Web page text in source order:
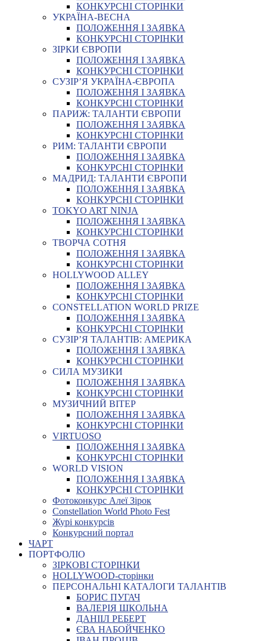
КОНКУРСНІ СТОРІНКИ
УКРАЇНА-ВЕСНА
ПОЛОЖЕННЯ І ЗАЯВКА
КОНКУРСНІ СТОРІНКИ
ЗІРКИ ЄВРОПИ
ПОЛОЖЕННЯ І ЗАЯВКА
КОНКУРСНІ СТОРІНКИ
СУЗІР’Я УКРАЇНА-ЄВРОПА
ПОЛОЖЕННЯ І ЗАЯВКА
КОНКУРСНІ СТОРІНКИ
ПАРИЖ: ТАЛАНТИ ЄВРОПИ
ПОЛОЖЕННЯ І ЗАЯВКА
КОНКУРСНІ СТОРІНКИ
РИМ: ТАЛАНТИ ЄВРОПИ
ПОЛОЖЕННЯ І ЗАЯВКА
КОНКУРСНІ СТОРІНКИ
МАДРИД: ТАЛАНТИ ЄВРОПИ
ПОЛОЖЕННЯ І ЗАЯВКА
КОНКУРСНІ СТОРІНКИ
TOKYO ART NINJA
ПОЛОЖЕННЯ І ЗАЯВКА
КОНКУРСНІ СТОРІНКИ
ТВОРЧА СОТНЯ
ПОЛОЖЕННЯ І ЗАЯВКА
КОНКУРСНІ СТОРІНКИ
HOLLYWOOD ALLEY
ПОЛОЖЕННЯ І ЗАЯВКА
КОНКУРСНІ СТОРІНКИ
CONSTELLATION WORLD PRIZE
ПОЛОЖЕННЯ І ЗАЯВКА
КОНКУРСНІ СТОРІНКИ
СУЗІР’Я ТАЛАНТІВ: АМЕРИКА
ПОЛОЖЕННЯ І ЗАЯВКА
КОНКУРСНІ СТОРІНКИ
СИЛА МУЗИКИ
ПОЛОЖЕННЯ І ЗАЯВКА
КОНКУРСНІ СТОРІНКИ
МУЗИЧНИЙ ВІТЕР
ПОЛОЖЕННЯ І ЗАЯВКА
КОНКУРСНІ СТОРІНКИ
VIRTUOSO
ПОЛОЖЕННЯ І ЗАЯВКА
КОНКУРСНІ СТОРІНКИ
WORLD VISION
ПОЛОЖЕННЯ І ЗАЯВКА
КОНКУРСНІ СТОРІНКИ
Фотоконкурс Алеї Зірок
Constellation World Photo Fest
Журі конкурсів
Конкурсний портал
ЧАРТ
ПОРТФОЛІО
ЗІРКОВІ СТОРІНКИ
HOLLYWOOD-сторінки
ПЕРСОНАЛЬНІ КАТАЛОГИ ТАЛАНТІВ
БОРИС ПУГАЧ
ВАЛЕРІЯ ШКОЛЬНА
ДАНІІЛ РЕБЕРТ
ЄВА НАБОЙЧЕНКО